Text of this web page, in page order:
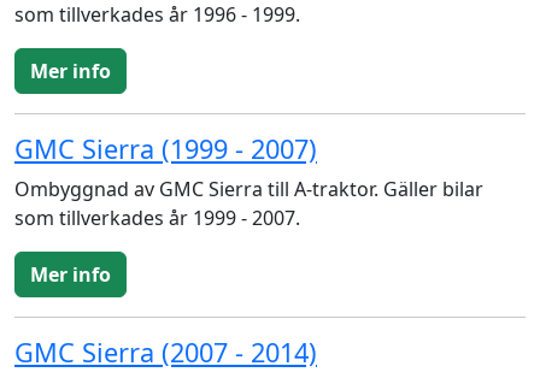
som tillverkades år 1996 - 1999.
Mer info
GMC Sierra (1999 - 2007)
Ombyggnad av GMC Sierra till A-traktor. Gäller bilar
som tillverkades år 1999 - 2007.
Mer info
GMC Sierra (2007 - 2014)